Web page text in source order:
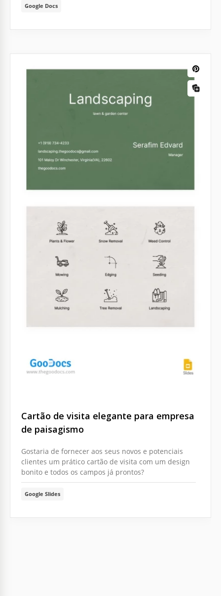
Google Docs
Cartão de visita elegante para empresa
de paisagismo
Gostaria de fornecer aos seus novos e potenciais
clientes um prático cartão de visita com um design
bonito e todos os campos já prontos?
Google Slides